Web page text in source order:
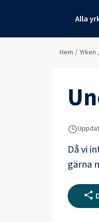
Alla
Hem / Yrken
Då vi
gärna